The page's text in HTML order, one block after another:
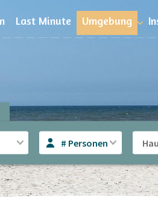
Last Minute Umgebung
# Personen